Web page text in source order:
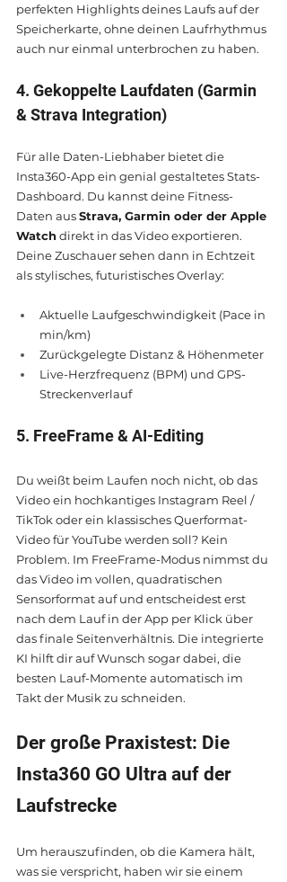
perfekten Highlights deines Laufs auf der
Speicherkarte, ohne deinen Laufrhythmus
auch nur einmal unterbrochen zu haben.
4. Gekoppelte Laufdaten (Garmin
& Strava Integration)
Für alle Daten-Liebhaber bietet die
Insta360-App ein genial gestaltetes Stats-
Dashboard. Du kannst deine Fitness-
Daten aus Strava, Garmin oder der Apple
Watch direkt in das Video exportieren.
Deine Zuschauer sehen dann in Echtzeit
als stylisches, futuristisches Overlay:
Aktuelle Laufgeschwindigkeit (Pace in
min/km)
Zurückgelegte Distanz & Höhenmeter
Live-Herzfrequenz (BPM) und GPS-
Streckenverlauf
5. FreeFrame & AI-Editing
Du weißt beim Laufen noch nicht, ob das
Video ein hochkantiges Instagram Reel /
TikTok oder ein klassisches Querformat-
Video für YouTube werden soll? Kein
Problem. Im FreeFrame-Modus nimmst du
das Video im vollen, quadratischen
Sensorformat auf und entscheidest erst
nach dem Lauf in der App per Klick über
das finale Seitenverhältnis. Die integrierte
KI hilft dir auf Wunsch sogar dabei, die
besten Lauf-Momente automatisch im
Takt der Musik zu schneiden.
Der große Praxistest: Die
Insta360 GO Ultra auf der
Laufstrecke
Um herauszufinden, ob die Kamera hält,
was sie verspricht, haben wir sie einem